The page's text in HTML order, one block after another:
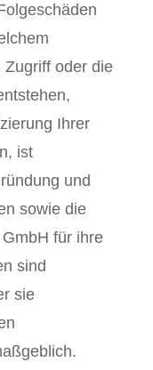
Zugriff oder die
Ihrer
ist
und
sowie die
für ihre
sind
sie